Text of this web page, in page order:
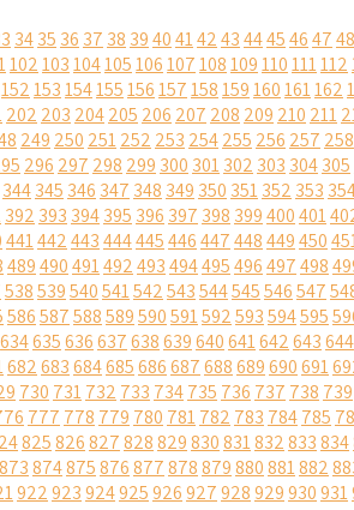
3435 36 37 38 39404142434445464748
102103104105106107108109110111112
152153154155156157158159160161162
202 203 204205 206 207 208 209 210 211
249 250 251252 253 254255 256 257 258
296 297 298 299 300 301302 303 304305
344345 346 347 348 349 350 351352 353
392 393 394395 396 397 398 399400401
441442443444445446447448449450
489490491492493494495496497498
538539540541542543544545546547
586587588589590591592593594595
634635636637638639640641642643644
682683684685686687688689690691
730 731732 733 734735 736 737 738 739
777 778 779 780 781782 783 784785
825826827828829830831832833834
873874875876877878879880881882
922923924925926927928929930931